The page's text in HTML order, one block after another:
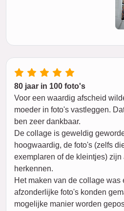
80 jaar in 100 foto's
Voor een waardig afscheid
moeder in foto's vastleggen.
ben zeer dankbaar.
De collage is geweldig
hoogwaardig, de foto's (zelfs
exemplaren of de kleintjes)
herkennen.
Het maken van de collage was
afzonderlijke foto's konden
mogelijke manier worden